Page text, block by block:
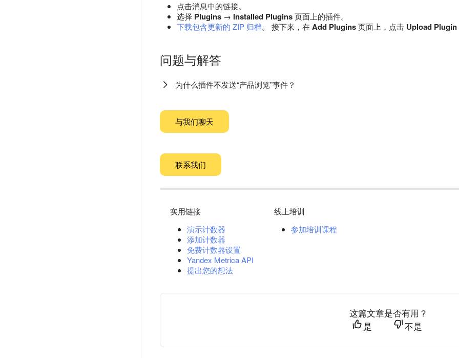
点击消息中的链接。
选择 Plugins → Installed Plugins页面上的插件。
下载包含更新的 ZIP 归档。 接下来，在 Add Plugins页面上，点击 Upload Plugin
问题与解答
为什么插件不发送“产品浏览”事件？
与我们聊天
联系我们
实用链接
演示计数器
添加计数器
免费计数器设置
Yandex Metrica API
提出您的想法
线上培训
参加培训课程
这篇文章是否有用？
是
不是